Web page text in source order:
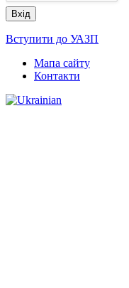
Вступити до УАЗП
Мапа сайту
Контакти